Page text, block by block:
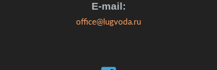
E-mail:
office@lugvoda.ru